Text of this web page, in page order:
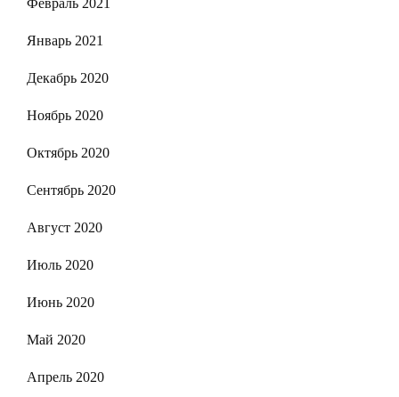
Январь 2021
Декабрь 2020
Ноябрь 2020
Октябрь 2020
Сентябрь 2020
Август 2020
Июль 2020
Июнь 2020
Май 2020
Апрель 2020